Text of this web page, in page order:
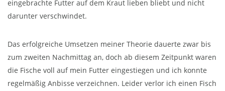
eingebrachte Futter auf dem Kraut lieben bliebt und nicht
darunter verschwindet.
Das erfolgreiche Umsetzen meiner Theorie dauerte zwar bis
zum zweiten Nachmittag an, doch ab diesem Zeitpunkt waren
die Fische voll auf mein Futter eingestiegen und ich konnte
regelmäßig Anbisse verzeichnen. Leider verlor ich einen Fisch